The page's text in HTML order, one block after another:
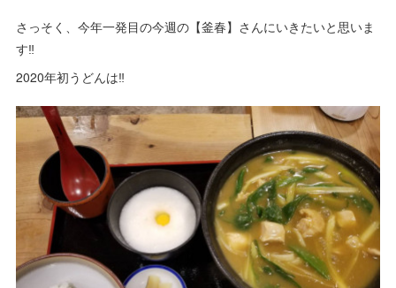
さっそく、今年一発目の今週の【釜春】さんにいきたいと思いま
す‼
2020年初うどんは‼